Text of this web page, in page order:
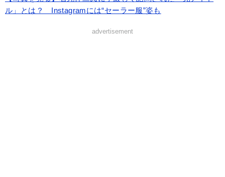
ル」とは？ Instagramには“セーラー服”姿も
advertisement